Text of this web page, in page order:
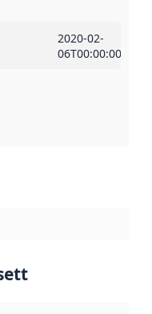
2020-02-
06T00:00:00Z